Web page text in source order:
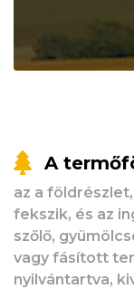
A
az a
fekszik, és az
szőlő,
vagy fásított
nyilvántartva,